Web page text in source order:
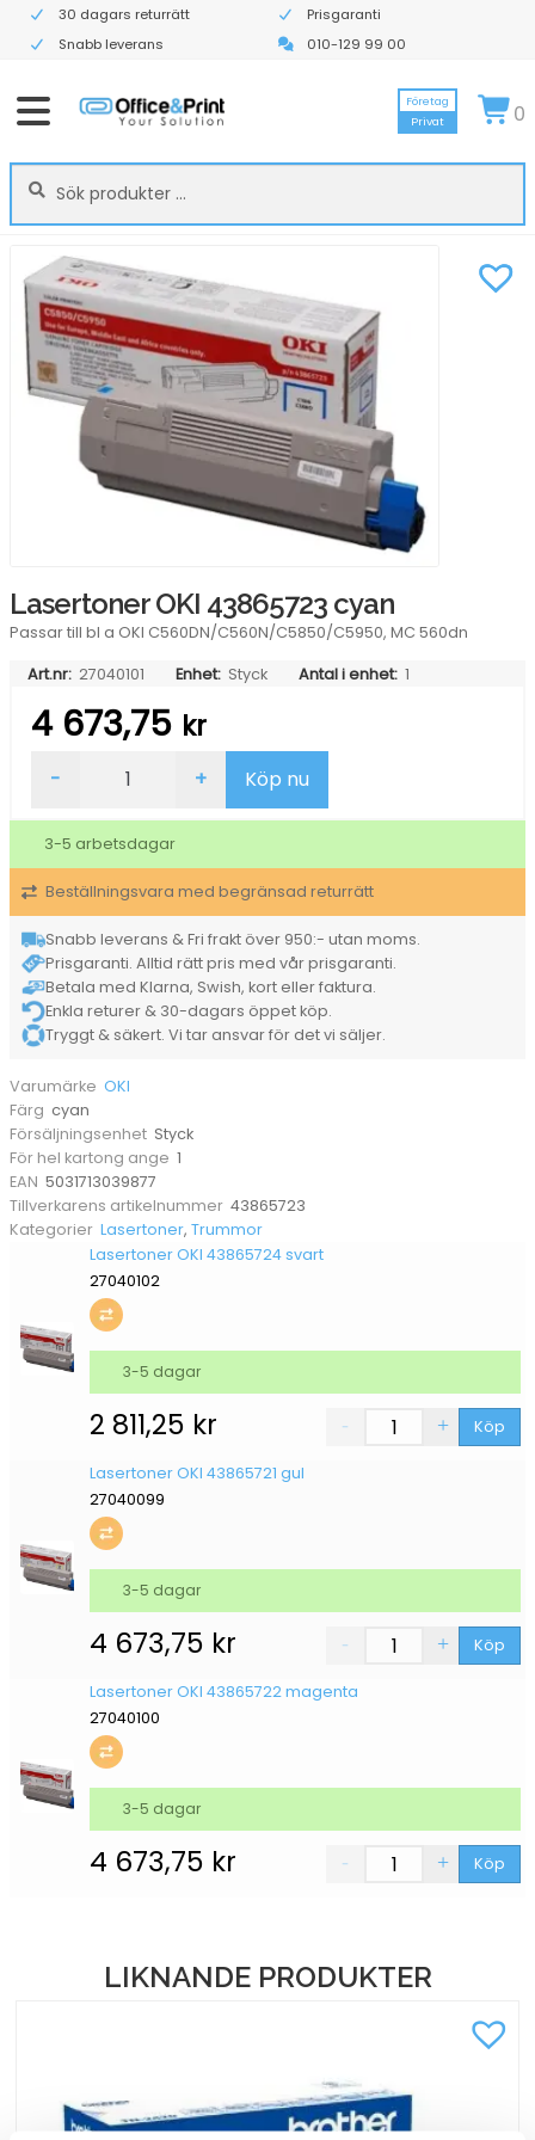
30 dagars returrätt
Prisgaranti
Snabb leverans
010-129 99 00
Sök
efter:
Sök
Företag
Privat
0
Lasertoner OKI 43865723 cyan
Passar till bl a OKI C560DN/C560N/C5850/C5950, MC 560dn
Art.nr: 27040101 Enhet: Styck Antal i enhet: 1
4 673,75 kr
OKI
cyan
mängd
- + Köp nu
3-5 arbetsdagar
Beställningsvara med begränsad returrätt
Snabb leverans & Fri frakt över 950:- utan moms.
Prisgaranti. Alltid rätt pris med vår prisgaranti.
Betala med Klarna, Swish, kort eller faktura.
Enkla returer & 30-dagars öppet köp.
Tryggt & säkert. Vi tar ansvar för det vi säljer.
Varumärke OKI
Färg cyan
Försäljningsenhet Styck
För hel kartong ange 1
EAN 5031713039877
Tillverkarens artikelnummer 43865723
Kategorier Lasertoner,Trummor
Lasertoner OKI 43865724 svart
27040102
2 811,25 kr Köp
3-5 dagar
Lasertoner OKI 43865721 gul
27040099
4 673,75 kr Köp
3-5 dagar
Lasertoner OKI 43865722 magenta
27040100
4 673,75 kr Köp
3-5 dagar
LIKNANDE PRODUKTER